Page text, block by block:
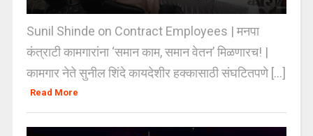
Sunil Shinde on Contract Employees | मनपा
कंत्राटी कामगारांना ‘समान काम, समान वेतन’ मिळणारच! |
कामगार नेते सुनील शिंदे कायदेशीर हक्कासाठी संघटितपणे [...]
Read More